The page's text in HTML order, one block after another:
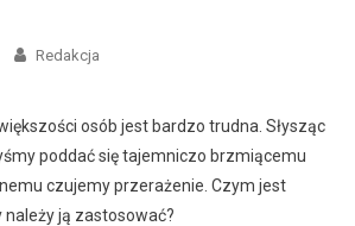
Redakcja
osób jest bardzo trudna. Słysząc
poddać się tajemniczo brzmiącemu
czujemy przerażenie. Czym jest
ją zastosować?